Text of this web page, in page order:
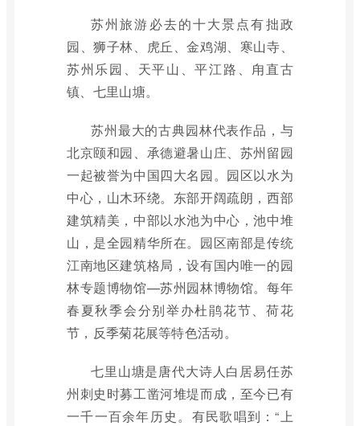
苏州旅游必去的十大景点有拙政
园、狮子林、虎丘、金鸡湖、寒山寺、
苏州乐园、天平山、平江路、甪直古
镇、七里山塘。
苏州最大的古典园林代表作品，与
北京颐和园、承德避暑山庄、苏州留园
一起被誉为中国四大名园。园区以水为
中心，山木环绕。东部开阔疏朗，西部
建筑精美，中部以水池为中心，池中堆
山，是全园精华所在。园区南部是传统
江南地区建筑格局，设有国内唯一的园
林专题博物馆—苏州园林博物馆。每年
春夏秋季会分别举办杜鹃花节、荷花
节，反季菊花展等特色活动。
七里山塘是唐代大诗人白居易任苏
州刺史时募工凿河堆堤而成，至今已有
一千一百余年历史。有民歌唱到：“上